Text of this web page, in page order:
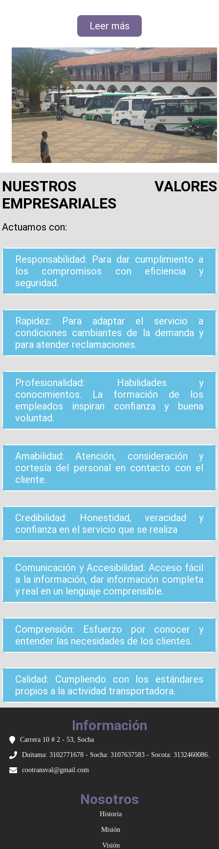
Leer más
NUESTROS VALORES
EMPRESARIALES
Actuamos con:
Responsabilidad: Para dar cumplimiento a
los compromisos con eficiencia y
seguridad.
Rapidez: Para adaptar el servicio a
condiciones cambiantes de la demanda y
para atender reclamaciones.
Profesionalidad: Habilidades y
conocimientos. La formación de los
empleados inspiran confianza y buena
voluntad.
Amabilidad: Atención, consideración y
cortesía del personal en contacto con el
cliente.
Credibilidad: Honestidad, veracidad y
confianza en el servicio que se realiza
Comunicación y Accesibilidad: Acceso fácil
a la información, dar información completa
y real en un lenguaje comprensible.
Comprensión: Esfuerzo por conocer y
entender las necesidades de los clientes.
Calidad: Cumpliendo con los estándares
propios a la actividad transportadora.
Información
Carrera 10 # 2 - 53, Socha
Duitama: 3102771678 - Socha: 3107637583 - Socota: 3132460086.
cootransval@gmail.com
Nosotros
Historia
Misión
Visión